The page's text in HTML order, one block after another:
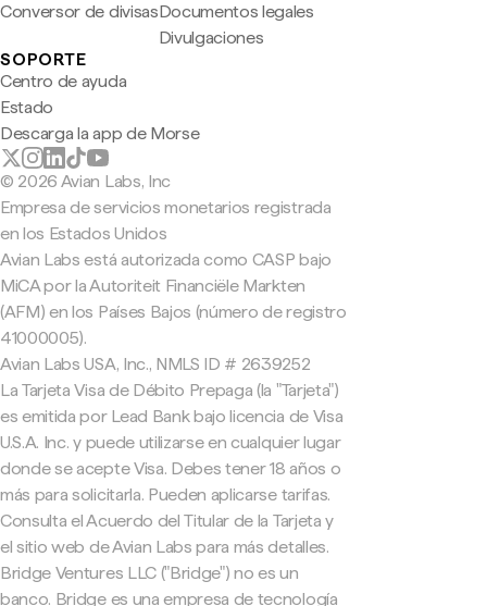
Conversor de divisasDocumentos legales
Divulgaciones
SOPORTE
Centro de ayuda
Estado
Descarga la app de Morse
© 2026 Avian Labs, Inc
Empresa de servicios monetarios registrada
en los Estados Unidos
Avian Labs está autorizada como CASP bajo
MiCA por la Autoriteit Financiële Markten
(AFM) en los Países Bajos (número de registro
41000005).
Avian Labs USA, Inc., NMLS ID # 2639252
La Tarjeta Visa de Débito Prepaga (la "Tarjeta")
es emitida por Lead Bank bajo licencia de Visa
U.S.A. Inc. y puede utilizarse en cualquier lugar
donde se acepte Visa. Debes tener 18 años o
más para solicitarla. Pueden aplicarse tarifas.
Consulta el Acuerdo del Titular de la Tarjeta y
el sitio web de Avian Labs para más detalles.
Bridge Ventures LLC ("Bridge") no es un
banco. Bridge es una empresa de tecnología